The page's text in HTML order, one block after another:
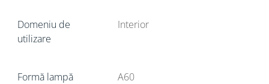
Domeniu de
utilizare
Interior
Formă lampă A60